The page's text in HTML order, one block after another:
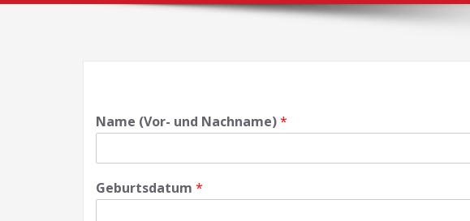
Name (Vor- und Nachname)*
Geburtsdatum *